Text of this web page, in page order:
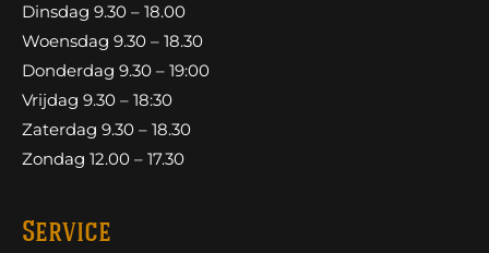
Dinsdag 9.30 – 18.00
Woensdag 9.30 – 18.30
Donderdag 9.30 – 19:00
Vrijdag 9.30 – 18:30
Zaterdag 9.30 – 18.30
Zondag 12.00 – 17.30
Service